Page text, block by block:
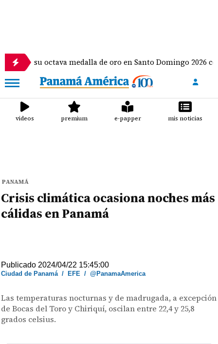
octava medalla de oro en Santo Domingo 2026 con
videos premium e-papper mis noticias
PANAMÁ
Crisis climática ocasiona noches más
cálidas en Panamá
Publicado 2024/04/22 15:45:00
Ciudad de Panamá/ EFE /@PanamaAmerica
Las temperaturas nocturnas y de madrugada, a excepción
de Bocas del Toro y Chiriquí, oscilan entre 22,4 y 25,8
grados celsius.